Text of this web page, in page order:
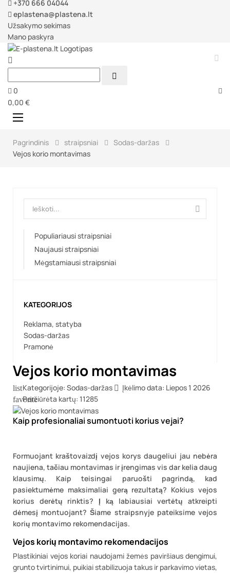
+370 666 04044
eplastena@plastena.lt
Užsakymo sekimas
Mano paskyra
 

0
0,00 €
Perjungti
☰
Pagrindinis straipsniai
Sodas-daržas
Vejos korio montavimas

Populiariausi straipsniai
Naujausi straipsniai
Mėgstamiausi straipsniai
KATEGORIJOS
Reklama, statyba
Sodas-daržas
Pramonė
Vejos korio montavimas
listKategorijoje: Sodas-daržas  Įkėlimo data: Liepos1 2026
favorite
Peržiūrėta kartų: 11285
Kaip profesionaliai sumontuoti korius vejai?
Formuojant kraštovaizdį vejos korys daugeliui jau nebėra
naujiena, tačiau montavimas ir įrengimas vis dar kelia daug
klausimų. Kaip teisingai paruošti pagrindą, kad
pasiektumėme maksimaliai gerą rezultatą? Kokius vejos
korius derėtų rinktis? Į ką labiausiai vertėtų atkreipti
dėmesį montuojant? Šiame straipsnyje pateiksime vejos
korių montavimo rekomendacijas.
Vejos korių montavimo rekomendacijos
Plastikiniai vejos koriai naudojami žemės paviršiaus dengimui,
grunto tvirtinimui, puikiai stabilizuoja takus ir parkavimo vietas,